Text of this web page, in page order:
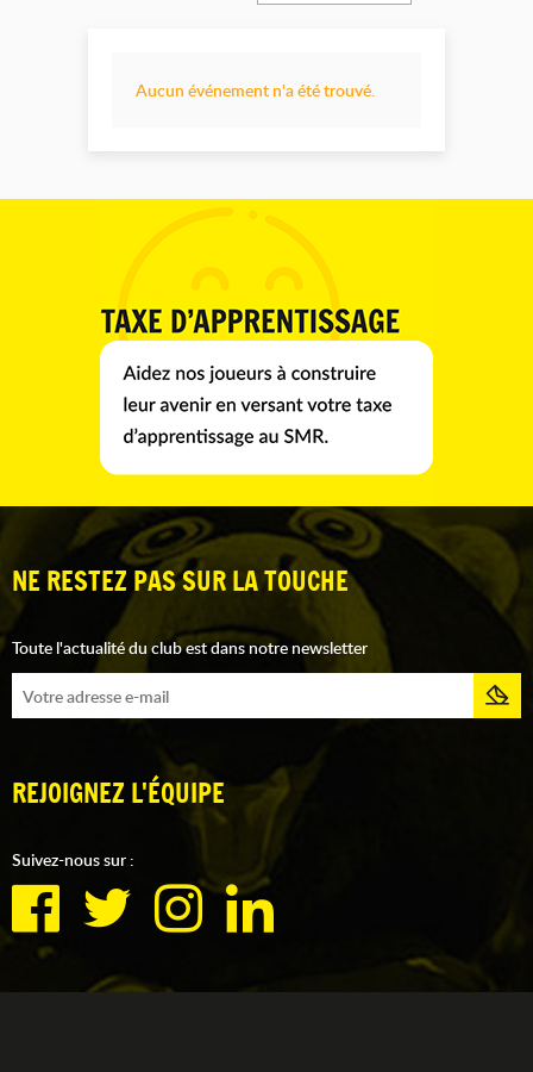
Aucun événement n'a été trouvé.
NE RESTEZ PAS SUR LA TOUCHE
Toute l'actualité du club est dans notre newsletter
REJOIGNEZ L'ÉQUIPE
Suivez-nous sur :